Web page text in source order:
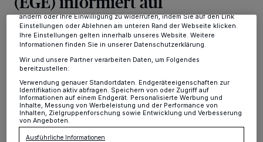
Generalversammlung
(EGE) veranstaltet am Mittwoch, den 27. November,
Mitglieder, aber auch interessierte Mitbürger sind
herzlich eingeladen. Der Tagungsort ist das Forum
Sandheide, Hildener Straße 28.
dieses Menü jederzeit wieder aufrufen, um Ihre Einstellungen zu
ändern oder Ihre Einwilligung zu widerrufen, indem Sie auf den Link
Einstellungen oder Ablehnen am unteren Rand der Webseite klicken.
Ihre Einstellungen gelten innerhalb unseres Website. Weitere
Informationen finden Sie in unserer Datenschutzerklärung.
Wir und unsere Partner verarbeiten Daten, um Folgendes
bereitzustellen:
Verwendung genauer Standortdaten. Endgeräteeigenschaften zur
Identifikation aktiv abfragen. Speichern von oder Zugriff auf
Informationen auf einem Endgerät. Personalisierte Werbung und
Inhalte, Messung von Werbeleistung und der Performance von
Inhalten, Zielgruppenforschung sowie Entwicklung und Verbesserung
von Angeboten.
Ausführliche Informationen